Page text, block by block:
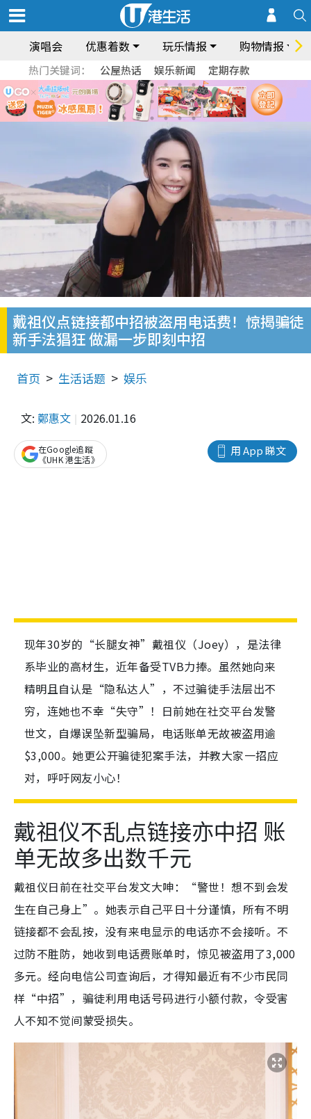
演唱会 优惠着数 玩乐情报 购物情报
热门关键词： 公屋热话 娱乐新闻 定期存款
戴祖仪点链接都中招被盗用电话费！惊揭骗徒
新手法猖狂 做漏一步即刻中招
首页 生活话题 娱乐
文: 鄭惠文 2026.01.16
用 App 睇文
在Google追蹤
《UHK 港生活》
现年30岁的“长腿女神”戴祖仪（Joey），是法律
系毕业的高材生，近年备受TVB力捧。虽然她向来
精明且自认是“隐私达人”，不过骗徒手法层出不
穷，连她也不幸“失守”！日前她在社交平台发警
世文，自爆误坠新型骗局，电话账单无故被盗用逾
$3,000。她更公开骗徒犯案手法，并教大家一招应
对，呼吁网友小心！
戴祖仪不乱点链接亦中招 账
单无故多出数千元
戴祖仪日前在社交平台发文大呻：“警世！想不到会发
生在自己身上”。她表示自己平日十分谨慎，所有不明
链接都不会乱按，没有来电显示的电话亦不会接听。不
过防不胜防，她收到电话费账单时，惊见被盗用了3,000
多元。经向电信公司查询后，才得知最近有不少市民同
样“中招”，骗徒利用电话号码进行小额付款，令受害
人不知不觉间蒙受损失。